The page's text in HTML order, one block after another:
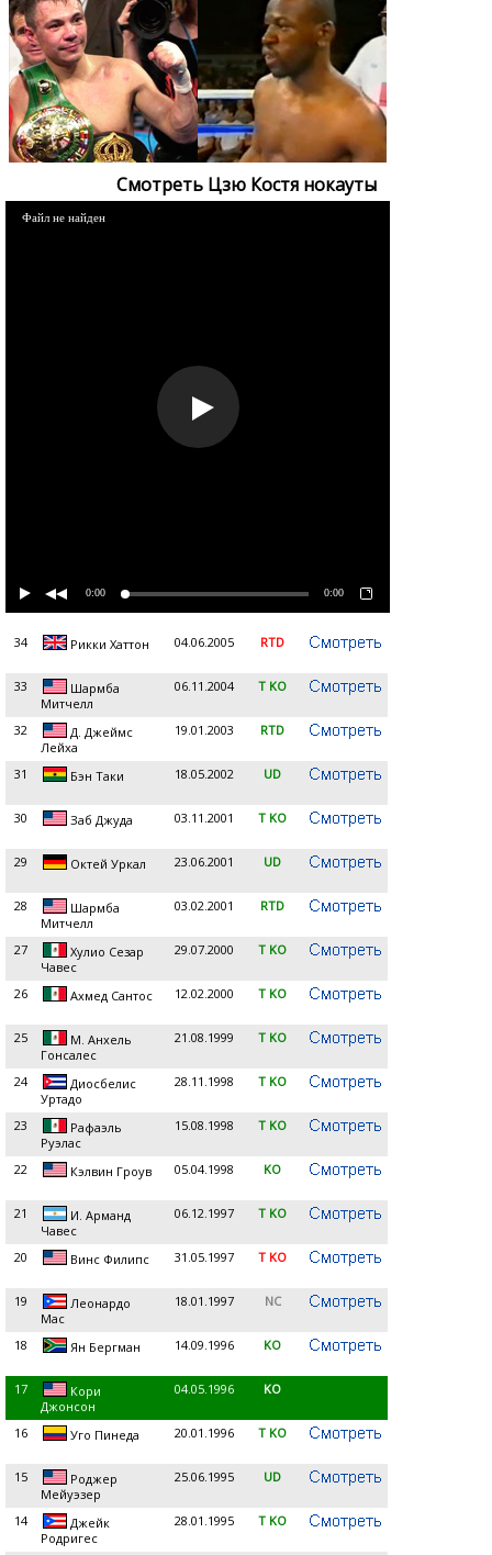
Смотреть Цзю Костя нокауты
Файл не найден
0:00 0:00
34 Рикки Хаттон 04.06.2005 RTD
33
Шармба
Митчелл
06.11.2004 T KO
32
Д. Джеймс
Лейха
19.01.2003 RTD
31 Бэн Таки 18.05.2002 UD
30 Заб Джуда 03.11.2001 T KO
29 Октей Уркал 23.06.2001 UD
28
Шармба
Митчелл
03.02.2001 RTD
27
Хулио Сезар
Чавес
29.07.2000 T KO
26 Ахмед Сантос 12.02.2000 T KO
25
М. Анхель
Гонсалес
21.08.1999 T KO
24
Диосбелис
Уртадо
28.11.1998 T KO
23
Рафаэль
Руэлас
15.08.1998 T KO
22 Кэлвин Гроув 05.04.1998 KO
21
И. Арманд
Чавес
06.12.1997 T KO
20 Винс Филипс 31.05.1997 T KO
19
Леонардо
Мас
18.01.1997 NC
18 Ян Бергман 14.09.1996 KO
17
Кори
Джонсон
04.05.1996 KO
16 Уго Пинеда 20.01.1996 T KO
15
Роджер
Мейуэзер
25.06.1995 UD
14
Джейк
Родригес
28.01.1995 T KO